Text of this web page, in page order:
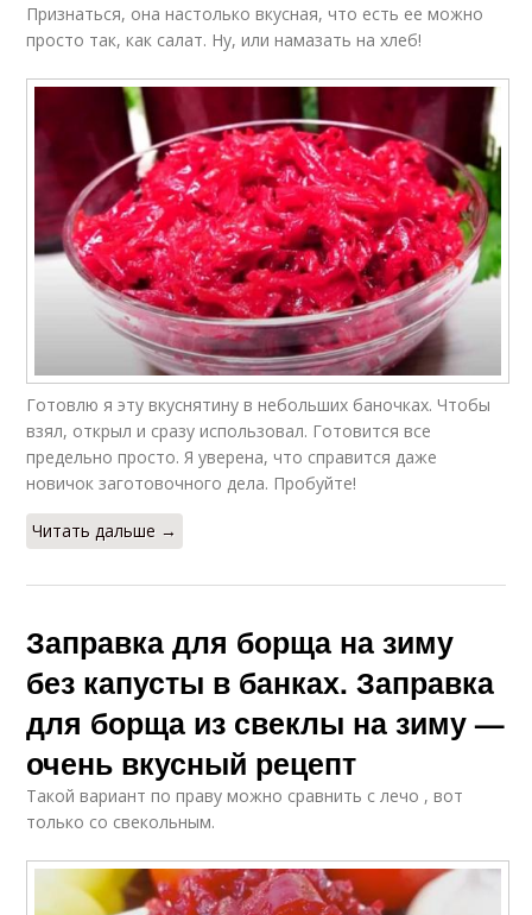
Признаться, она настолько вкусная, что есть ее можно
просто так, как салат. Ну, или намазать на хлеб!
Готовлю я эту вкуснятину в небольших баночках. Чтобы
взял, открыл и сразу использовал. Готовится все
предельно просто. Я уверена, что справится даже
новичок заготовочного дела. Пробуйте!
Читать дальше →
Заправка для борща на зиму
без капусты в банках. Заправка
для борща из свеклы на зиму —
очень вкусный рецепт
Такой вариант по праву можно сравнить с лечо , вот
только со свекольным.